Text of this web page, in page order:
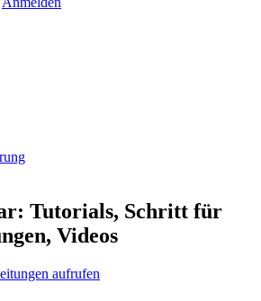
Tutorials, Schritt für
Videos
aufrufen